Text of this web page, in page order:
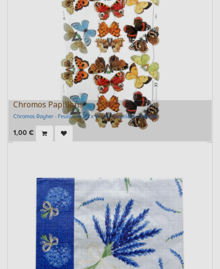
Chromos Papillons
Chromos Rayher - Feuille de 23 x 16 cm - Papillons - 1 feuille
1,00 €